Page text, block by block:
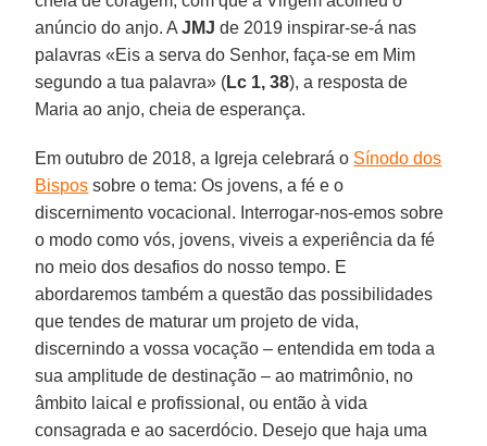
anúncio do anjo. AJMJ de 2019 inspirar-se-á nas
palavras «Eis a serva do Senhor, faça-se em Mim
segundo a tua palavra» (Lc 1, 38), a resposta de
Maria ao anjo, cheia de esperança.
Em outubro de 2018, a Igreja celebrará o Sínodo dos
Bispos sobre o tema: Os jovens, a fé e o
discernimento vocacional. Interrogar-nos-emos sobre
o modo como vós, jovens, viveis a experiência da fé
no meio dos desafios do nosso tempo. E
abordaremos também a questão das possibilidades
que tendes de maturar um projeto de vida,
discernindo a vossa vocação – entendida em toda a
sua amplitude de destinação – ao matrimônio, no
âmbito laical e profissional, ou então à vida
consagrada e ao sacerdócio. Desejo que haja uma